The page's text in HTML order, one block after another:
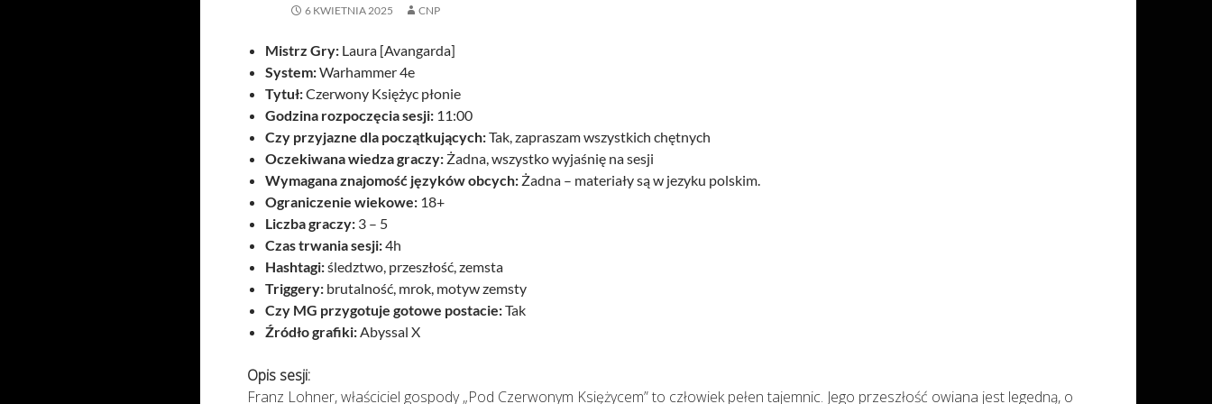
6 KWIETNIA 2025 CNP
Mistrz Gry:Laura [Avangarda]
System:Warhammer 4e
Tytuł:Czerwony Księżyc płonie
Godzina rozpoczęcia sesji:11:00
Czy przyjazne dla początkujących:Tak, zapraszam wszystkich chętnych
Oczekiwana wiedza graczy:Żadna, wszystko wyjaśnię na sesji
Wymagana znajomość języków obcych:Żadna – materiały są w jezyku polskim.
Ograniczenie wiekowe:18+
Liczba graczy:3 – 5
Czas trwania sesji:4h
Hashtagi:śledztwo, przeszłość, zemsta
Triggery:brutalność, mrok, motyw zemsty
Czy MG przygotuje gotowe postacie:Tak
Źródło grafiki:Abyssal X
Opis sesji:
Franz Lohner, właściciel gospody „Pod Czerwonym Księżycem” to człowiek pełen tajemnic. Jego przeszłość owiana jest legedną, o